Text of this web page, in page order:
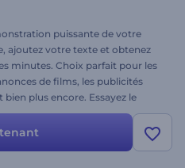
puissante de votre
ajoutez votre texte et obtenez
minutes. Choix parfait pour les
de films, les publicités
bien plus encore. Essayez le
nuit orageux" et partagez
!